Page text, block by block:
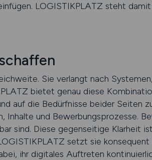
LOGISTIKPLATZ steht
Sie verlangt nach
bietet genau diese
auf die Bedürfnisse beider Seiten
und Bewerbungsprozesse.
sind. Diese gegenseitige Klarheit
setzt sie konsequent
ihr digitales Auftreten